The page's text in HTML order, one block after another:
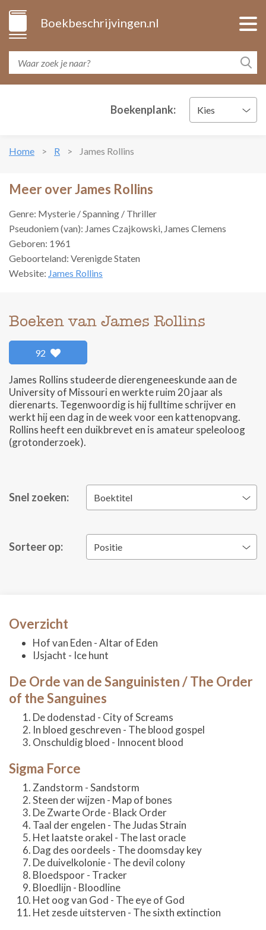
Boekbeschrijvingen.nl
Boekenplank: Kies
Home R James Rollins
Meer over James Rollins
Genre: Mysterie / Spanning / Thriller
Pseudoniem (van): James Czajkowski, James Clemens
Geboren: 1961
Geboorteland: Verenigde Staten
Website: James Rollins
Boeken van James Rollins
92
James Rollins studeerde dierengeneeskunde aan de
University of Missouri en werkte ruim 20 jaar als
dierenarts. Tegenwoordig is hij fulltime schrijver en
werkt hij een dag in de week voor een kattenopvang.
Rollins heeft een duikbrevet en is amateur speleoloog
(grotonderzoek).
Snel zoeken: Boektitel
Sorteer op: Positie
Overzicht
Hof van Eden - Altar of Eden
IJsjacht - Ice hunt
De Orde van de Sanguinisten / The Order
of the Sanguines
De dodenstad - City of Screams
In bloed geschreven - The blood gospel
Onschuldig bloed - Innocent blood
Sigma Force
Zandstorm - Sandstorm
Steen der wijzen - Map of bones
De Zwarte Orde - Black Order
Taal der engelen - The Judas Strain
Het laatste orakel - The last oracle
Dag des oordeels - The doomsday key
De duivelkolonie - The devil colony
Bloedspoor - Tracker
Bloedlijn - Bloodline
Het oog van God - The eye of God
Het zesde uitsterven - The sixth extinction